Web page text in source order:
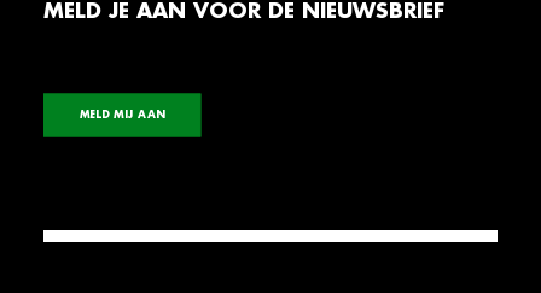
MELD JE AAN VOOR DE NIEUWSBRIEF
MELD MIJ AAN